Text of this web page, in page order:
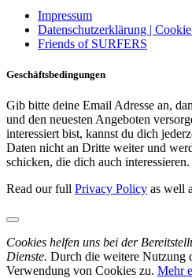
Impressum
Datenschutzerklärung |
Friends of SURFERS
Geschäftsbedingungen
Gib bitte deine Email Adresse an,
und den neuesten Angeboten
interessiert bist, kannst du dich
Daten nicht an Dritte weiter und
schicken, die dich auch
Read our full Privacy Policy as well
Cookies helfen uns bei der
Dienste. Durch die weitere Nutzung
Verwendung von Cookies zu. Mehr